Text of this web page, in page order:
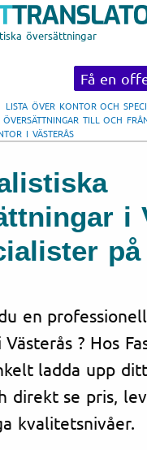
översättningar
Få en
LISTA ÖVER KONTOR OCH
ÖVERSÄTTNINGAR TILL OCH
I VÄSTERÅS
i
en
? Hos
ladda upp
direkt se pris,
kvalitetsnivåer.